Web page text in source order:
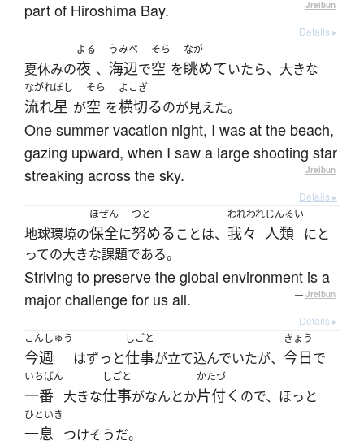
part of Hiroshima Bay. — Jreibun
Details ▸
夏休みの
よる
夜 、
うみべ
海辺で
そら
空 を
なが
眺めていたら、大きな
ながれぼし
流れ星 が
そら
空 を
よこぎ
横切るのが見えた。
One summer vacation night, I was at the beach,
gazing upward, when I saw a large shooting star
streaking across the sky.
— Jreibun
Details ▸
地球環境の
ほぜん
保全に
つと
努めることは、
われわれ
我々
じんるい
人類
にと
っての大きな課題である。
Striving to preserve the global environment is a
major challenge for us all.
— Jreibun
Details ▸
こんしゅう
今週 はずっと
しごと
仕事が立て込んでいたが、
きょう
今日で
いちばん
一番 大きな
しごと
仕事がなんとか
かたづ
片付く ので、ほっと
ひといき
一息 つけそうだ。